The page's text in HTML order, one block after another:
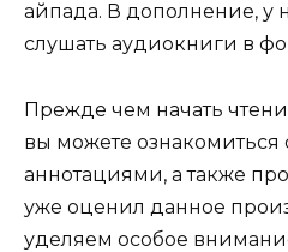
айпада. В дополнение, у
слушать аудиокниги в
Прежде чем начать
вы можете
аннотациями, а также
уже оценил данное
уделяем особое